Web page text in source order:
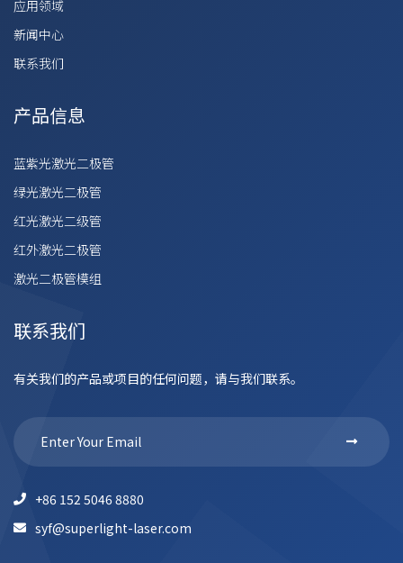
应用领域
新闻中心
联系我们
产品信息
蓝紫光激光二极管
绿光激光二极管
红光激光二级管
红外激光二极管
激光二极管模组
联系我们
有关我们的产品或项目的任何问题，请与我们联系。
+86 152 5046 8880
syf@superlight-laser.com